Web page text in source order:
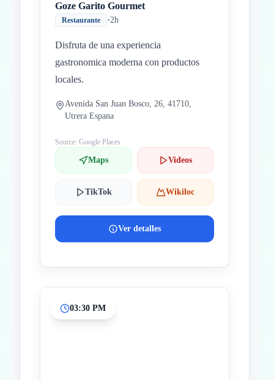
Goze Garito Gourmet
Restaurante •2h
Disfruta de una experiencia
gastronomica moderna con productos
locales.
Avenida San Juan Bosco, 26, 41710,
Utrera Espana
Source: Google Places
Maps Videos
TikTok Wikiloc
Ver detalles
03:30 PM